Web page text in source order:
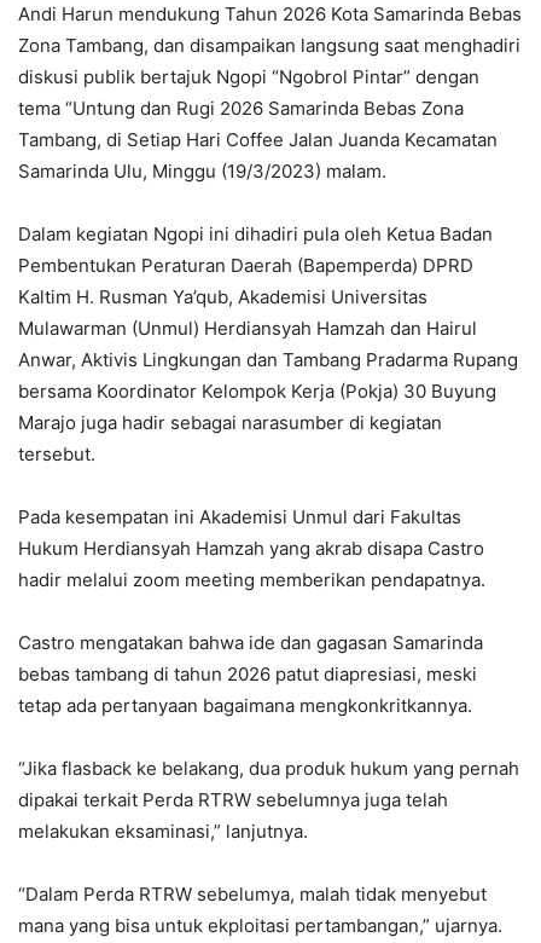
Andi Harun mendukung Tahun 2026 Kota Samarinda Bebas
Zona Tambang, dan disampaikan langsung saat menghadiri
diskusi publik bertajuk Ngopi “Ngobrol Pintar” dengan
tema “Untung dan Rugi 2026 Samarinda Bebas Zona
Tambang, di Setiap Hari Coffee Jalan Juanda Kecamatan
Samarinda Ulu, Minggu (19/3/2023) malam.
Dalam kegiatan Ngopi ini dihadiri pula oleh Ketua Badan
Pembentukan Peraturan Daerah (Bapemperda) DPRD
Kaltim H. Rusman Ya’qub, Akademisi Universitas
Mulawarman (Unmul) Herdiansyah Hamzah dan Hairul
Anwar, Aktivis Lingkungan dan Tambang Pradarma Rupang
bersama Koordinator Kelompok Kerja (Pokja) 30 Buyung
Marajo juga hadir sebagai narasumber di kegiatan
tersebut.
Pada kesempatan ini Akademisi Unmul dari Fakultas
Hukum Herdiansyah Hamzah yang akrab disapa Castro
hadir melalui zoom meeting memberikan pendapatnya.
Castro mengatakan bahwa ide dan gagasan Samarinda
bebas tambang di tahun 2026 patut diapresiasi, meski
tetap ada pertanyaan bagaimana mengkonkritkannya.
“Jika flasback ke belakang, dua produk hukum yang pernah
dipakai terkait Perda RTRW sebelumnya juga telah
melakukan eksaminasi,” lanjutnya.
“Dalam Perda RTRW sebelumya, malah tidak menyebut
mana yang bisa untuk ekploitasi pertambangan,” ujarnya.